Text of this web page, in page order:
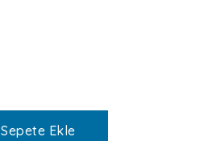
Sepete Ekle